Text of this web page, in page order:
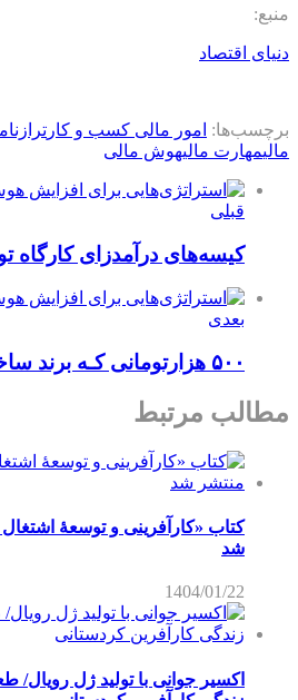
منبع:
دنیای اقتصاد
برچسب‌ها: امور مالی کسب و کار
مالیمهارت مالیهوش مالی
قبلی
کیسه‌های درآمدزای کارگاه
بعدی
۵۰۰ هزارتومانی کـه برند ساخت!
مطالب مرتبط
کتاب «کارآفرینی و توسعۀ
شد
1404/01/22
اکسیر جوانی با تولید ژل